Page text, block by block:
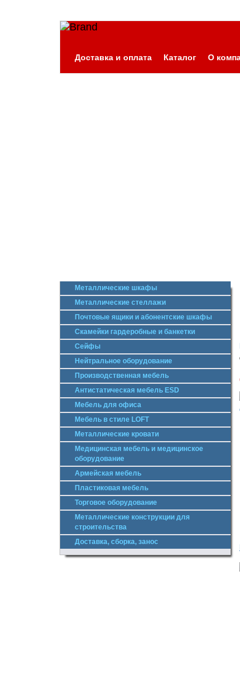
Доставка и оплата Каталог О
Металлические шкафы
Металлические стеллажи
Почтовые ящики и абонентские шкафы
Скамейки гардеробные и банкетки
Сейфы
Нейтральное оборудование
Производственная мебель
Антистатическая мебель ESD
Мебель для офиса
Мебель в стиле LOFT
Металлические кровати
Медицинская мебель и медицинское
оборудование
Армейская мебель
Пластиковая мебель
Торговое оборудование
Металлические конструкции для
строительства
Доставка, сборка, занос